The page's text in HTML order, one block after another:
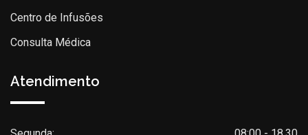
Centro de Infusões
Consulta Médica
Atendimento